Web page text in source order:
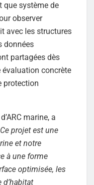
que système de
observer
avec les structures
données
partagées dès
évaluation concrète
protection
marine, a
projet est une
et notre
à une forme
optimisée, les